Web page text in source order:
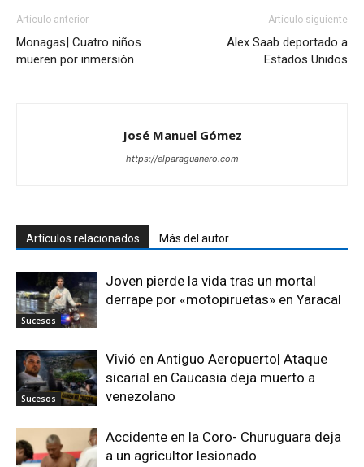
Artículo anterior
Monagas| Cuatro niños
mueren por inmersión
Artículo siguiente
Alex Saab deportado a
Estados Unidos
José Manuel Gómez
https://elparaguanero.com
Artículos relacionados Más del autor
Sucesos
Joven pierde la vida tras un mortal
derrape por «motopiruetas» en Yaracal
Sucesos
Vivió en Antiguo Aeropuerto| Ataque
sicarial en Caucasia deja muerto a
venezolano
Accidente en la Coro- Churuguara deja
a un agricultor lesionado